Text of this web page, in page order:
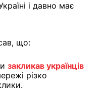
і давно має
що:
закликав українців
різко